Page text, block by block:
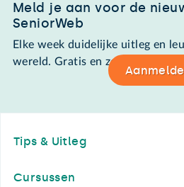
Meld je aan voor de
SeniorWeb
Elke week duidelijke uitleg en
wereld. Gratis en zomaar in de
Tips & Uitleg
Cursussen